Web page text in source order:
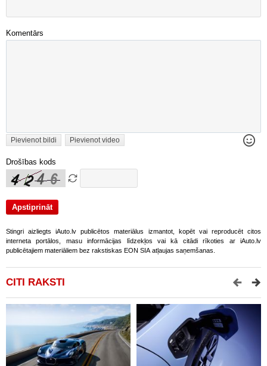
Komentārs
Pievienot bildi Pievienot video
Drošības kods
Stingri aizliegts iAuto.lv publicētos materiālus izmantot, kopēt vai reproducēt citos
interneta portālos, masu informācijas līdzekļos vai kā citādi rīkoties ar iAuto.lv
publicētajiem materiāliem bez rakstiskas EON SIA atļaujas saņemšanas.
CITI RAKSTI